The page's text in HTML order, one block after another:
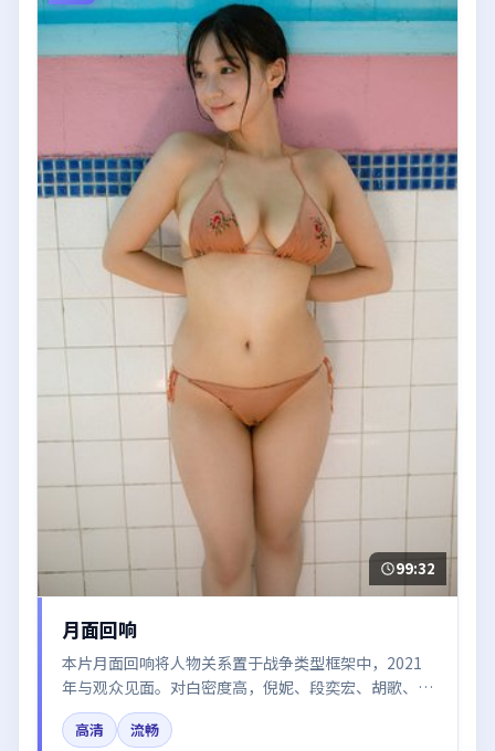
99:32
月面回响
本片月面回响将人物关系置于战争类型框架中，2021
年与观众见面。对白密度高，倪妮、段奕宏、胡歌、迪
丽热巴、刘亦菲的台词节奏值得关注；整体气质偏美国
都市与冷色调摄影。
高清
流畅